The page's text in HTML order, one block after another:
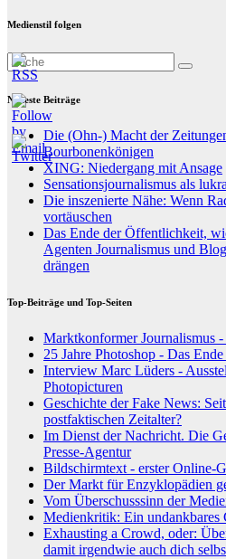
Medienstil folgen
Neueste Beiträge
Die (Ohn-) Macht der
Bourbonenkönigen
XING: Niedergang mit Ansage
Sensationsjournalismus als
Die inszenierte Nähe: Wenn
vortäuschen
Das Ende der Öffentlichkeit,
Agenten Journalismus und
drängen
Top-Beiträge und Top-Seiten
Marktkonformer Journalismus -
25 Jahre Photoshop - Das
Interview Marc Lüders -
Photopicturen
Geschichte der Fake News:
postfaktischen Zeitalter?
Im Dienst der Nachricht. Die
Presse-Agentur
Bildschirmtext - erster Online-
Der Markt für Enzyklopädien
Vom Überschusssinn der
Medienkritik: Ein undankbares
Exhausting a Crowd, oder:
damit irgendwie auch dich